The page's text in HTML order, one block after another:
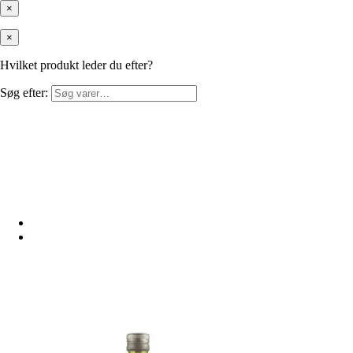
×
×
Hvilket produkt leder du efter?
Søg efter: